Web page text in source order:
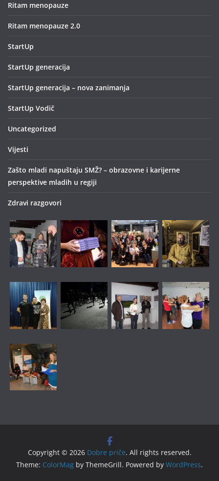
Ritam menopauze
Ritam menopauze 2.0
StartUp
StartUp generacija
StartUp generacija – nova zanimanja
StartUp Vodič
Uncategorized
Vijesti
Zašto mladi napuštaju SMŽ? – obrazovne i karijerne
perspektive mladih u regiji
Zdravi razgovori
Copyright © 2026 Dobre priče. All rights reserved.
Theme: ColorMag by ThemeGrill. Powered by WordPress.